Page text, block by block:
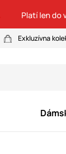
Platí len do
Exkluzívna